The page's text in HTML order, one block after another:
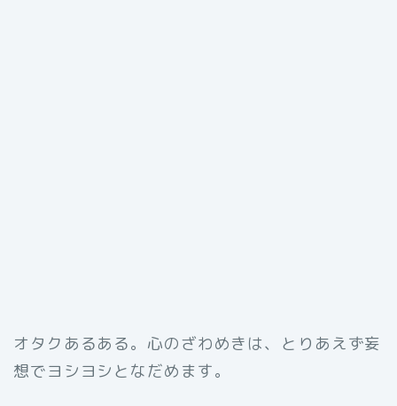
オタクあるある。心のざわめきは、とりあえず妄
想でヨシヨシとなだめます。